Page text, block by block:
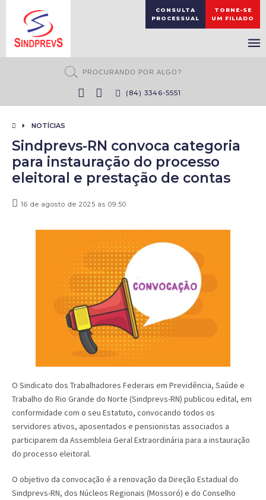
CONSULTA
PROCESSUAL
TORNE-SE
UM FILIADO
(84) 3346-5551
NOTÍCIAS
Sindprevs-RN convoca categoria
para instauração do processo
eleitoral e prestação de contas
16 de agosto de 2025 às 09:50
O Sindicato dos Trabalhadores Federais em Previdência, Saúde e
Trabalho do Rio Grande do Norte (Sindprevs-RN) publicou edital, em
conformidade com o seu Estatuto, convocando todos os
servidores ativos, aposentados e pensionistas associados a
participarem da Assembleia Geral Extraordinária para a instauração
do processo eleitoral.
O objetivo da convocação é a renovação da Direção Estadual do
Sindprevs-RN, dos Núcleos Regionais (Mossoró) e do Conselho